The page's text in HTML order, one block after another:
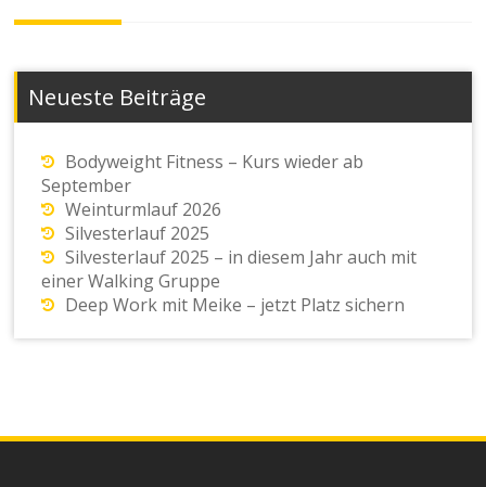
Neueste Beiträge
Bodyweight Fitness – Kurs wieder ab
September
Weinturmlauf 2026
Silvesterlauf 2025
Silvesterlauf 2025 – in diesem Jahr auch mit
einer Walking Gruppe
Deep Work mit Meike – jetzt Platz sichern